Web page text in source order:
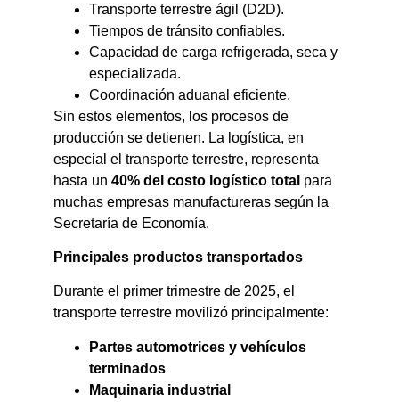
Transporte terrestre ágil (D2D).
Tiempos de tránsito confiables.
Capacidad de carga refrigerada, seca y
especializada.
Coordinación aduanal eficiente.
Sin estos elementos, los procesos de
producción se detienen. La logística, en
especial el transporte terrestre, representa
hasta un 40% del costo logístico total para
muchas empresas manufactureras según la
Secretaría de Economía.
Principales productos transportados
Durante el primer trimestre de 2025, el
transporte terrestre movilizó principalmente:
Partes automotrices y vehículos
terminados
Maquinaria industrial